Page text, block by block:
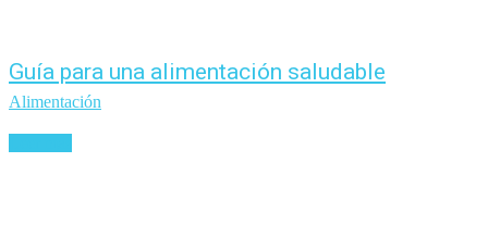
Guía para una alimentación saludable
Alimentación